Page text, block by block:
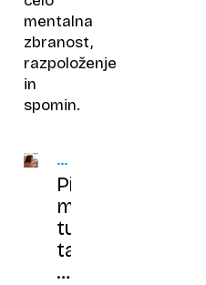
mentalna
zbranost,
razpoloženje
in
spomin.
DUŠA
IN
TELO
Piti
moramo
tudi
takrat,
ko